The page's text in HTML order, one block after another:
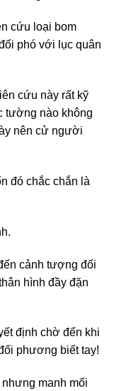
cứu loại bom
phó với lục quân
cứu này rất kỹ
tường nào không
nên cử người
đó chắc chắn là
cảnh tượng đối
hình đầy đặn
định chờ đến khi
phương biết tay!
manh mối